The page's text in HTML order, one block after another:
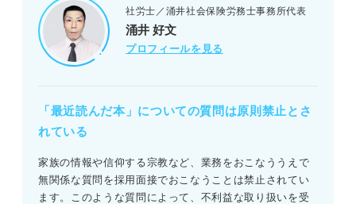
自己啓発本①7つの習慣
自己啓発本②20代にしておきたい17のこと
自己啓発本④エッセンシャル思考
ビジネス書②苦しかったときの話をしよう
か
社労士／涌井社会保険労務士事務所代表
涌井 好文
プロフィールを見る
「最近読んだ本」についての質問は原則禁止とさ
れている
家族の情報や信仰する宗教など、業務をおこなううえで
無関係な質問を採用面接でおこなうことは禁止されてい
ます。このような質問によって、不利益な取り扱いを受
面接官が「最近読んだ本」を聞く理由
②読書習慣があるのかを知るため
面接で「最近読んだ本」について聞かれたときの答え方